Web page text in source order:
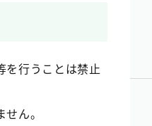
を行うことは禁止
ん。